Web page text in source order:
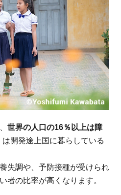
世界の人口の16％以上は障
開発途上国に暮らしている
失調や、予防接種が受けられ
者の比率が高くなります。